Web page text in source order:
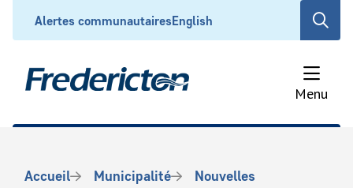
principal
Header
Alertes communautairesEnglish
Open
search
form
Menu
Fil
Accueil Municipalité Nouvelles